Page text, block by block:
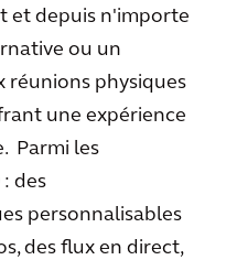
et depuis n'importe
ou un
physiques
une expérience
Parmi les
des
personnalisables
des flux en direct,